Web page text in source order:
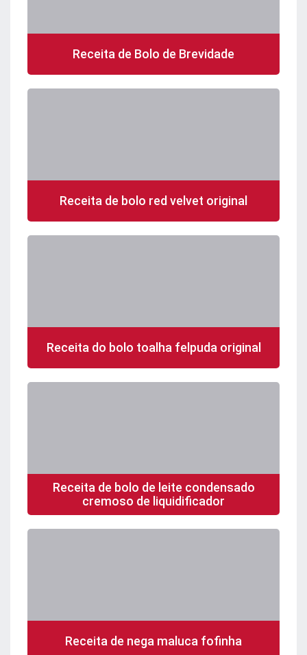
Receita de Bolo de Brevidade
Receita de bolo red velvet original
Receita do bolo toalha felpuda original
Receita de bolo de leite condensado
cremoso de liquidificador
Receita de nega maluca fofinha